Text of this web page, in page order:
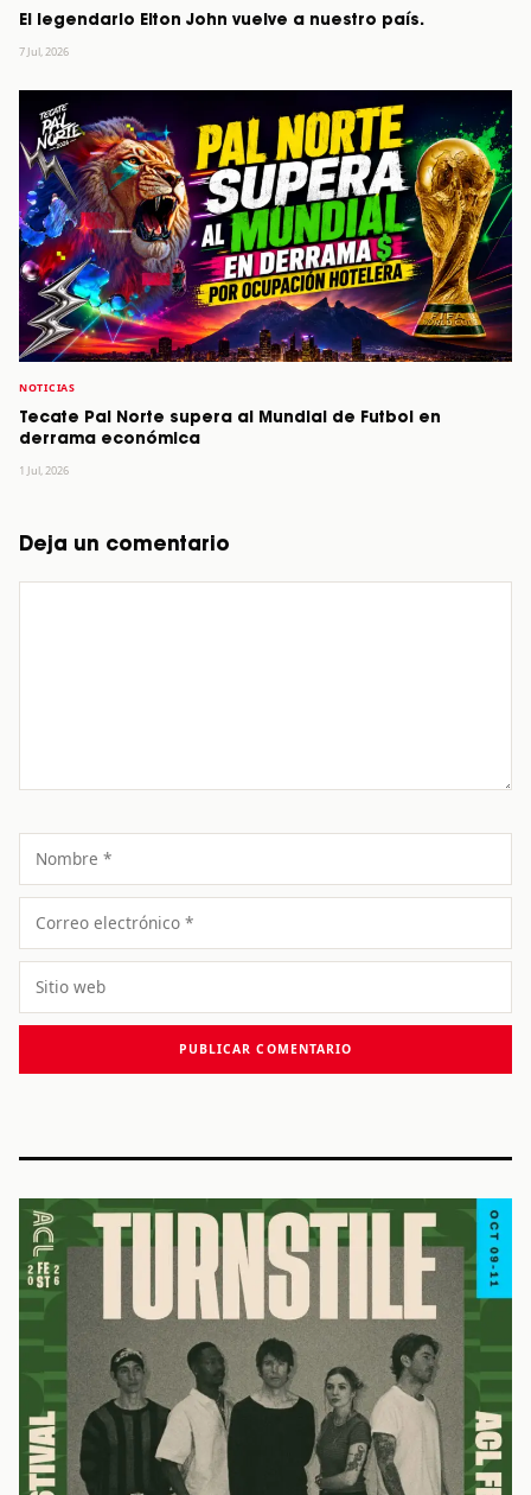
El legendario Elton John vuelve a nuestro país.
7 Jul, 2026
NOTICIAS
Tecate Pal Norte supera al Mundial de Futbol en
derrama económica
1 Jul, 2026
Deja un comentario
Comentario
Nombre
Correo
electrónico
Sitio
web